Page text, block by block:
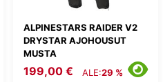
ALPINESTARS RAIDER V2
DRYSTAR AJOHOUSUT
MUSTA
199,00 € ALE:29 %